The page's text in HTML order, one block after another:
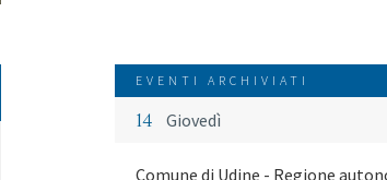
EVENTI ARCHIVIATI
14 Giovedì
Comune di Udine - Regione